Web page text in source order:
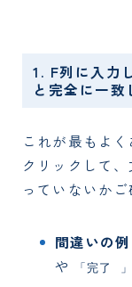
1. F列に入力
と完全に一致
これが最もよ
クリックして
っていないかご
間違いの例
や
「完了 」